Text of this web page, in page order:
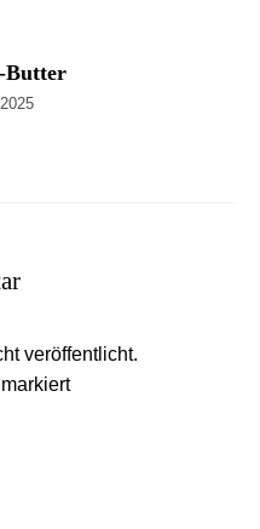
Butter
veröffentlicht.
markiert